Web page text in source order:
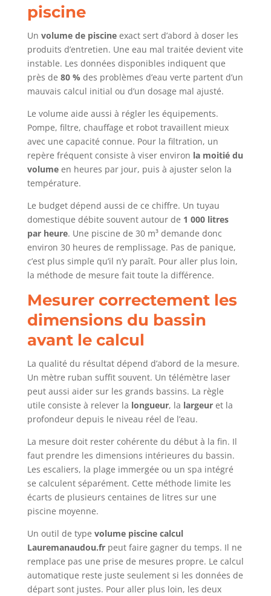
piscine
Un volume de piscineexact sert d’abord à doser les
produits d’entretien. Une eau mal traitée devient vite
instable. Les données disponibles indiquent que
près de 80 % des problèmes d’eau verte partent d’un
mauvais calcul initial ou d’un dosage mal ajusté.
Le volume aide aussi à régler les équipements.
Pompe, filtre, chauffage et robot travaillent mieux
avec une capacité connue. Pour la filtration, un
repère fréquent consiste à viser environ la moitié du
volumeen heures par jour, puis à ajuster selon la
température.
Le budget dépend aussi de ce chiffre. Un tuyau
domestique débite souvent autour de 1 000 litres
par heure. Une piscine de 30 m³ demande donc
environ 30 heures de remplissage. Pas de panique,
c’est plus simple qu’il n’y paraît. Pour aller plus loin,
la méthode de mesure fait toute la différence.
Mesurer correctement les
dimensions du bassin
avant le calcul
La qualité du résultat dépend d’abord de la mesure.
Un mètre ruban suffit souvent. Un télémètre laser
peut aussi aider sur les grands bassins. La règle
utile consiste à relever la longueur, la largeuret la
profondeur depuis le niveau réel de l’eau.
La mesure doit rester cohérente du début à la fin. Il
faut prendre les dimensions intérieures du bassin.
Les escaliers, la plage immergée ou un spa intégré
se calculent séparément. Cette méthode limite les
écarts de plusieurs centaines de litres sur une
piscine moyenne.
Un outil de type volume piscine calcul
Lauremanaudou.frpeut faire gagner du temps. Il ne
remplace pas une prise de mesures propre. Le calcul
automatique reste juste seulement si les données de
départ sont justes. Pour aller plus loin, les deux